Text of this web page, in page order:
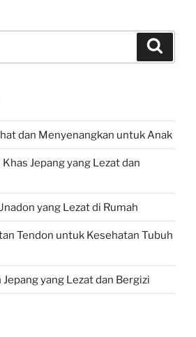
dan Menyenangkan untuk Anak
Jepang yang Lezat dan
yang Lezat di Rumah
Tendon untuk Kesehatan Tubuh
yang Lezat dan Bergizi